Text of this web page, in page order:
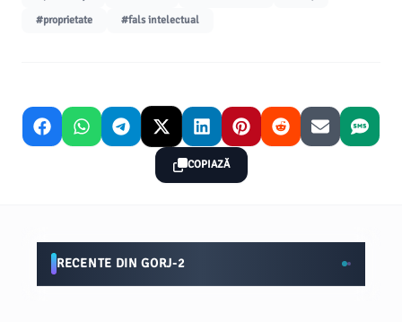
#proprietate
#fals intelectual
COPIAZĂ
RECENTE DIN GORJ-2